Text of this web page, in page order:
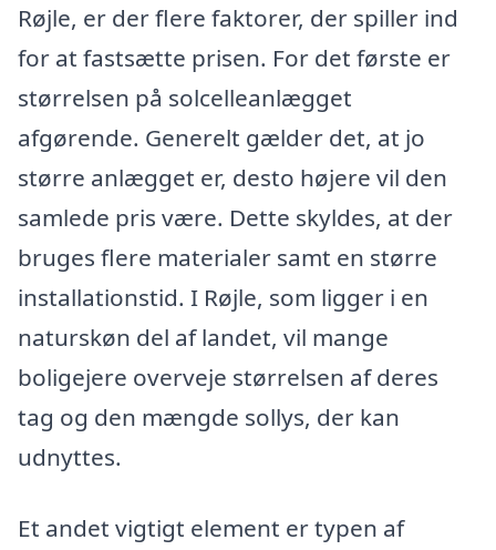
Røjle, er der flere faktorer, der spiller ind
for at fastsætte prisen. For det første er
størrelsen på solcelleanlægget
afgørende. Generelt gælder det, at jo
større anlægget er, desto højere vil den
samlede pris være. Dette skyldes, at der
bruges flere materialer samt en større
installationstid. I Røjle, som ligger i en
naturskøn del af landet, vil mange
boligejere overveje størrelsen af deres
tag og den mængde sollys, der kan
udnyttes.
Et andet vigtigt element er typen af